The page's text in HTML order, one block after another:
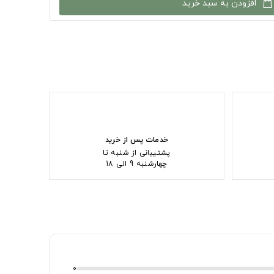
خدمات پس از خرید
پشتیبانی از شنبه تا
چهارشنبه 9 الی 18
0